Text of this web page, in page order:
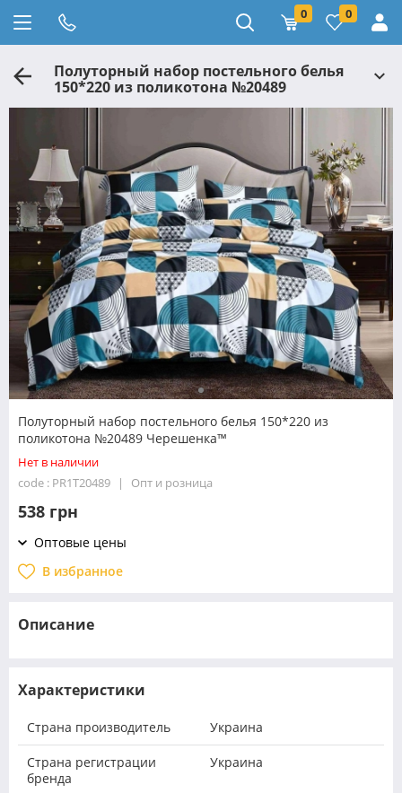
0 0
Полуторный набор постельного белья
150*220 из поликотона №20489
Черешенка™
Полуторный набор постельного белья 150*220 из
поликотона №20489 Черешенка™
Нет в наличии
code : PR1T20489
Опт и розница
538 грн
Оптовые цены
В избранное
Описание
Характеристики
Страна производитель Украина
Страна регистрации
бренда
Украина